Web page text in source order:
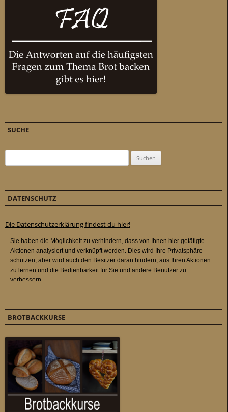
SUCHE
DATENSCHUTZ
Die Datenschutzerklärung findest du hier!
BROTBACKKURSE